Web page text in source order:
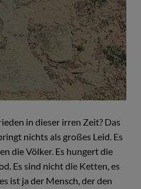
in dieser irren Zeit? Das
nichts als großes Leid. Es
die Völker. Es hungert die
Es sind nicht die Ketten, es
ist ja der Mensch, der den